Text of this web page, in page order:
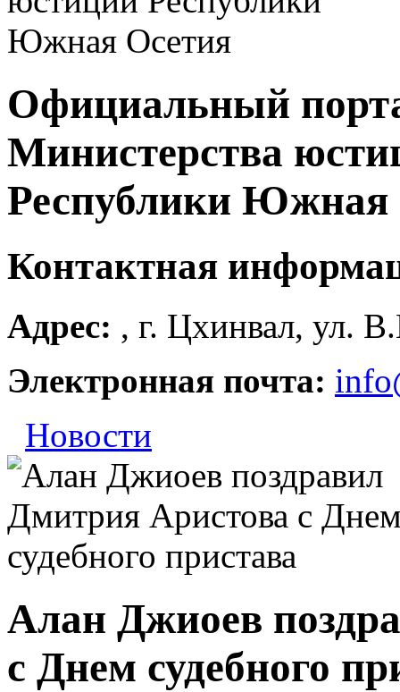
Официальный
Министерства
Республики Южная
Контактная
Адрес: , г. Цхинвал, ул.
Электронная почта:
Новости
Алан Джиоев
с Днем судебного